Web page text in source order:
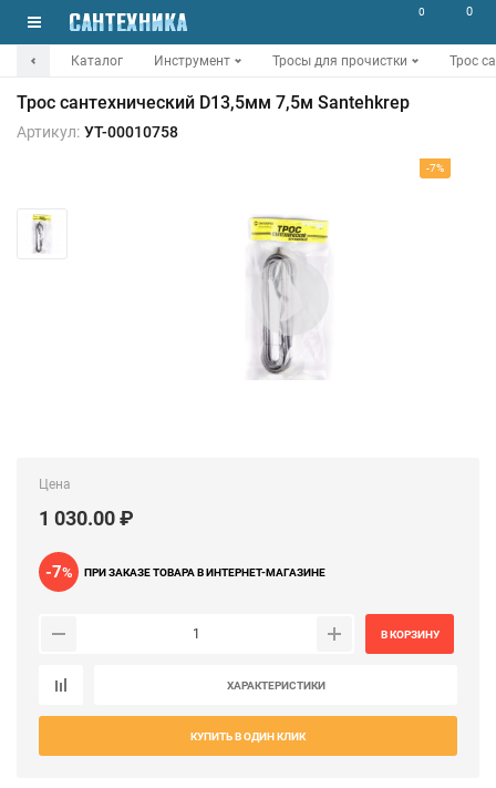
0 0
Каталог Инструмент Тросы для прочистки Трос
Трос сантехнический D13,5мм 7,5м Santehkrep
Артикул: УТ-00010758
-7%
Цена
1 030.00 ₽
-7% ПРИ ЗАКАЗЕ ТОВАРА В ИНТЕРНЕТ-МАГАЗИНЕ
В КОРЗИНУ
ХАРАКТЕРИСТИКИ
КУПИТЬ В ОДИН КЛИК